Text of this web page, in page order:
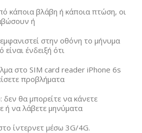
κάποια βλάβη ή κάποια πτώση, οι
ή
στην οθόνη το μήνυμα
ένδειξή ότι
στο SIM card reader iPhone 6s
προβλήματα
θα μπορείτε να κάνετε
ή να λάβετε μηνύματα
ίντερνετ μέσω 3G/4G.